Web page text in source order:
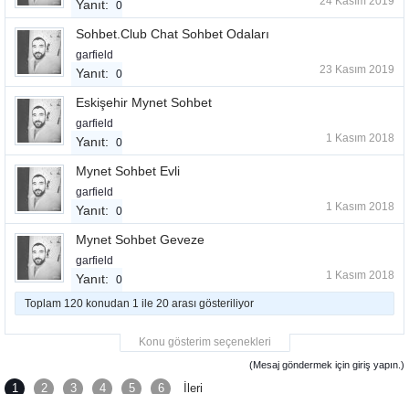
Yanıt: 0
Sohbet.Club Chat Sohbet Odaları
garfield
Yanıt: 0 23 Kasım 2019
Eskişehir Mynet Sohbet
garfield
Yanıt: 0 1 Kasım 2018
Mynet Sohbet Evli
garfield
Yanıt: 0 1 Kasım 2018
Mynet Sohbet Geveze
garfield
Yanıt: 0 1 Kasım 2018
Toplam 120 konudan 1 ile 20 arası gösteriliyor
Konu gösterim seçenekleri
(Mesaj göndermek için giriş yapın.)
1 2 3 4 5 6 İleri